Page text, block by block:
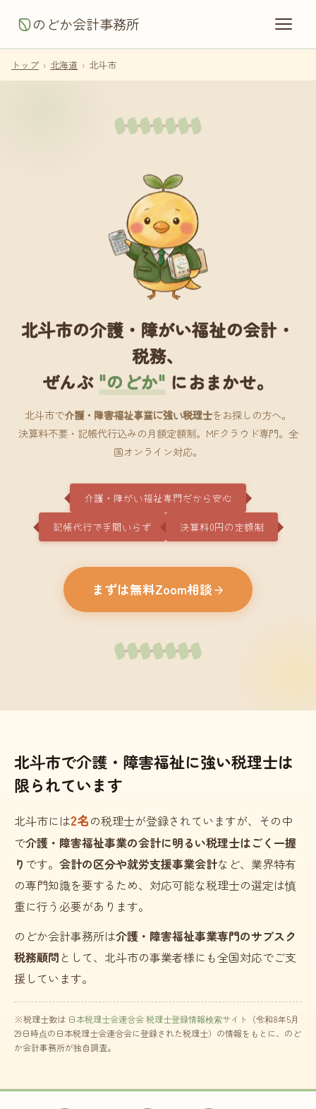
のどか会計事務所
トップ › 北海道 › 北斗市
北斗市の介護・障がい福祉の会計・
税務、
ぜんぶ "のどか" におまかせ。
北斗市で介護・障害福祉事業に強い税理士をお探しの方へ。
決算料不要・記帳代行込みの月額定額制。MFクラウド専門。全
国オンライン対応。
介護・障がい福祉専門だから安心
記帳代行で手間いらず 決算料0円の定額制
まずは無料Zoom相談
北斗市で介護・障害福祉に強い税理士は
限られています
北斗市には2名の税理士が登録されていますが、その中
で介護・障害福祉事業の会計に明るい税理士はごく一握
り です。 会計の区分や就労支援事業会計など、業界特有
の専門知識を要するため、対応可能な税理士の選定は慎
重に行う必要があります。
のどか会計事務所は介護・障害福祉事業専門のサブスク
税務顧問 として、北斗市の事業者様にも全国対応でご支
援しています。
※税理士数は 日本税理士会連合会 税理士登録情報検索サイト （令和8年5月
29日時点の日本税理士会連合会に登録された税理士）の情報をもとに、のど
か会計事務所が独自調査。